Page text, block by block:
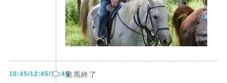
10:45/12:45/14:45乗馬終了